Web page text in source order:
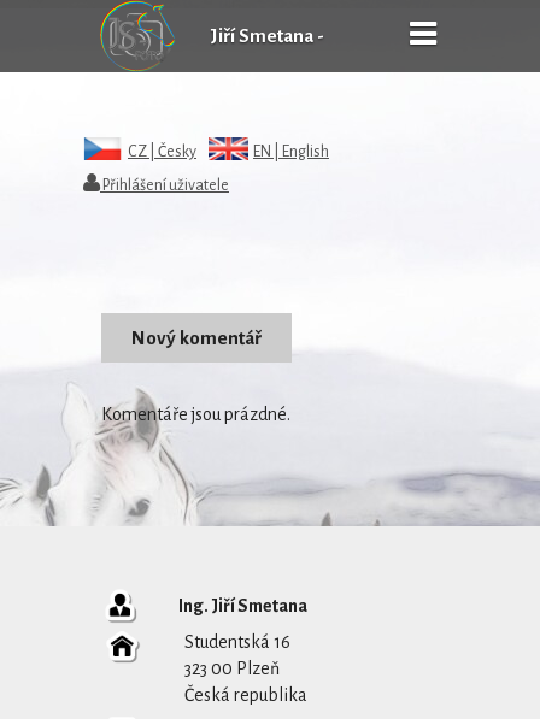
Jiří Smetana -
CZ | Česky EN |
English
Přihlášení uživatele
Komentáře jsou prázdné.
Ing. Jiří Smetana
Studentská 16
323 00 Plzeň
Česká republika